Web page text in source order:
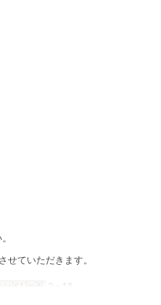
ていただきます。
Limiti 2 ~ 15